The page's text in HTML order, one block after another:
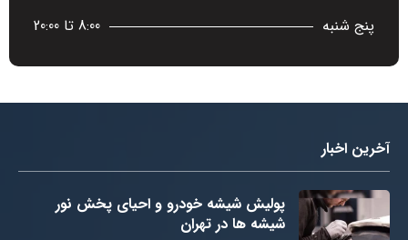
پنج شنبه
8:00 تا 20:00
آخرین اخبار
پولیش شیشه خودرو و احیای پخش نور
شیشه ها در تهران